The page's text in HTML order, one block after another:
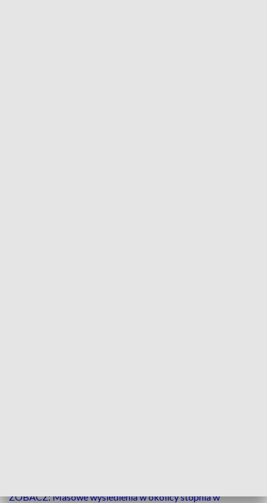
ZOBACZ: Masowe wysiedlenia w okolicy stopnia w